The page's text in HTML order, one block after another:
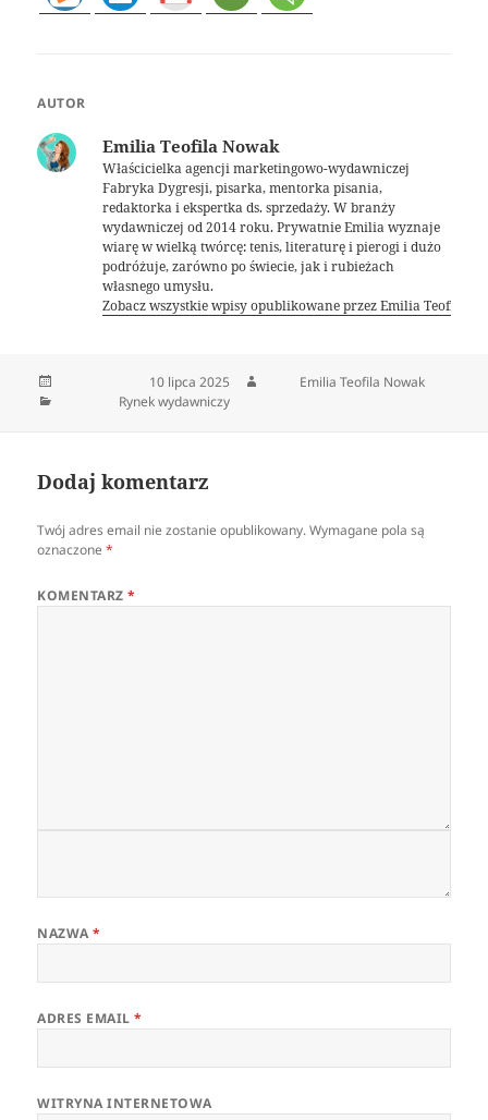
AUTOR
Emilia Teofila Nowak
Właścicielka agencji marketingowo-wydawniczej
Fabryka Dygresji, pisarka, mentorka pisania,
redaktorka i ekspertka ds. sprzedaży. W branży
wydawniczej od 2014 roku. Prywatnie Emilia wyznaje
wiarę w wielką twórcę: tenis, literaturę i pierogi i dużo
podróżuje, zarówno po świecie, jak i rubieżach
własnego umysłu.
Zobacz wszystkie wpisy opublikowane przez Emilia Teofila
10 lipca 2025
Emilia Teofila Nowak
Rynek wydawniczy
Dodaj komentarz
Twój adres email nie zostanie opublikowany. Wymagane pola są
oznaczone*
KOMENTARZ*
NAZWA*
ADRES EMAIL*
WITRYNA INTERNETOWA